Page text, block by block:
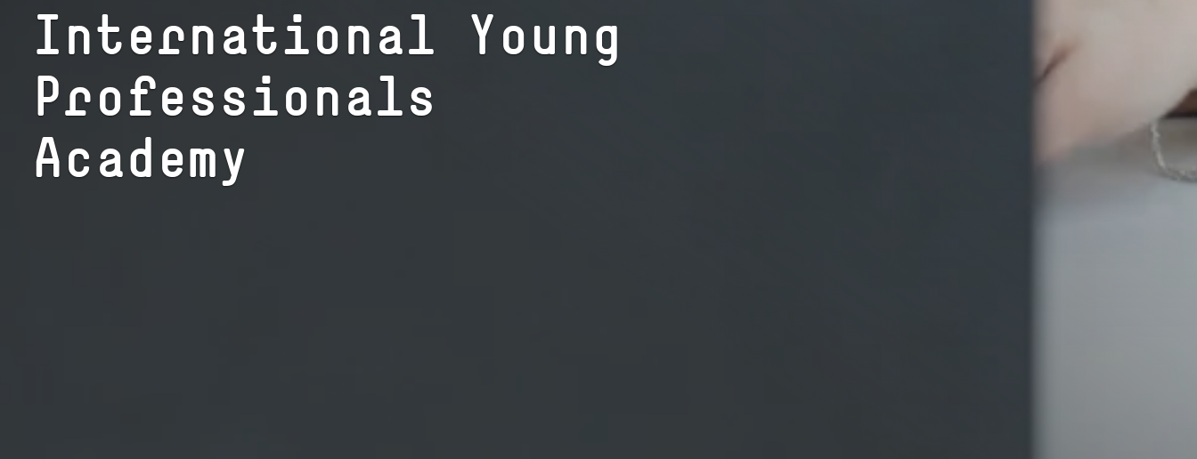
In­ter­na­tio­nal Young
Professionals
Academy